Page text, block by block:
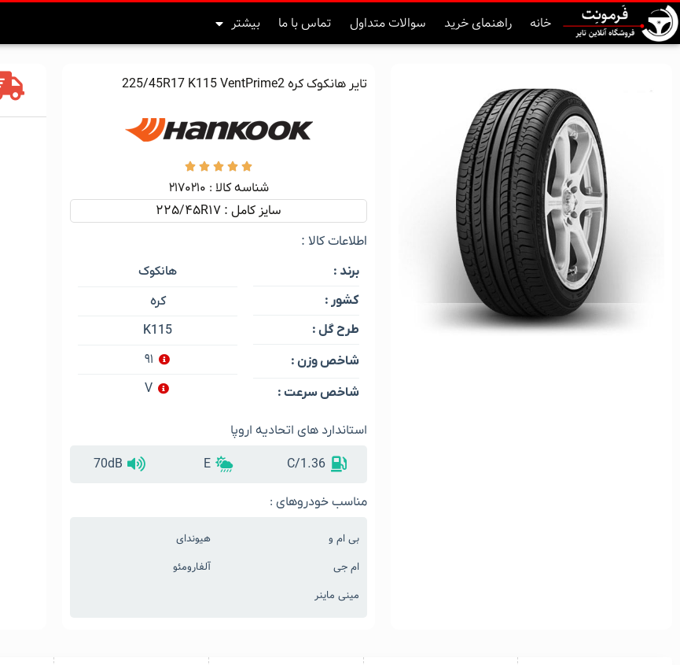
خانه راهنمای خرید سوالات متداول تماس با ما بیشتر
تایر هانکوک کره 225/45R17 K115 VentPrime2





شناسه کالا :‌ ۲۱۷۰۲۱۰
سایز کامل : 225/45R17
اطلاعات کالا :
برند :
کشور :
طرح گل :
شاخص وزن :
شاخص سرعت :
هانکوک
کره
K115
۹۱
V
استاندارد های اتحادیه اروپا
1.36/C
E
70dB
مناسب خودروهای :
بی ام و
هیوندای
ام جی
آلفارومئو
مینی ماینر